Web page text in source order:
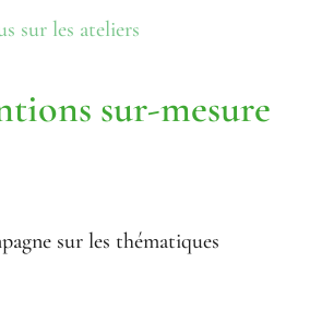
sur les ateliers
sur-mesure
sur les thématiques